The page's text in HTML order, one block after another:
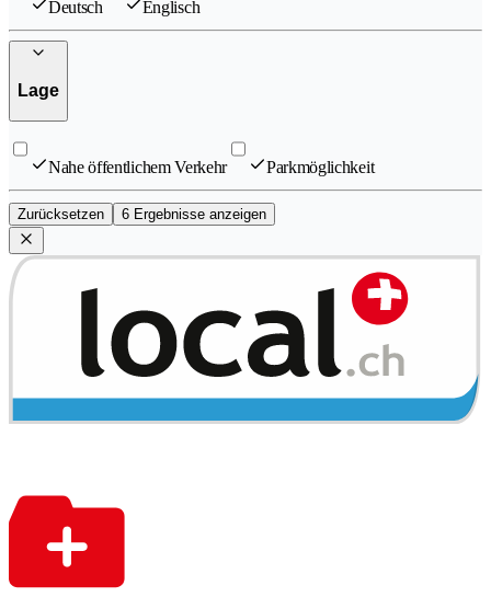
Deutsch Englisch
Lage
Nahe öffentlichem Verkehr Parkmöglichkeit
Zurücksetzen 6 Ergebnisse anzeigen